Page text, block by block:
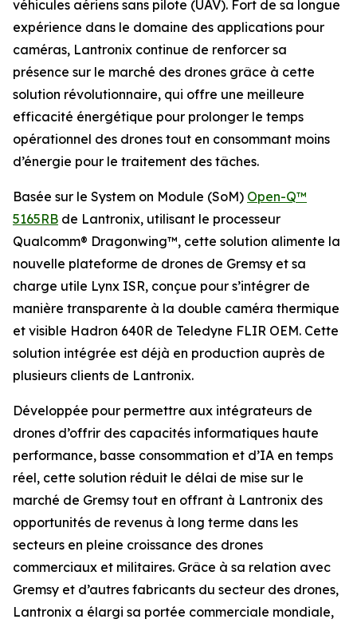
véhicules aériens sans pilote (UAV). Fort de sa longue
expérience dans le domaine des applications pour
caméras, Lantronix continue de renforcer sa
présence sur le marché des drones grâce à cette
solution révolutionnaire, qui offre une meilleure
efficacité énergétique pour prolonger le temps
opérationnel des drones tout en consommant moins
d’énergie pour le traitement des tâches.
Basée sur le System on Module (SoM) Open-Q™
5165RB de Lantronix, utilisant le processeur
Qualcomm® Dragonwing™, cette solution alimente la
nouvelle plateforme de drones de Gremsy et sa
charge utile Lynx ISR, conçue pour s’intégrer de
manière transparente à la double caméra thermique
et visible Hadron 640R de Teledyne FLIR OEM. Cette
solution intégrée est déjà en production auprès de
plusieurs clients de Lantronix.
Développée pour permettre aux intégrateurs de
drones d’offrir des capacités informatiques haute
performance, basse consommation et d’IA en temps
réel, cette solution réduit le délai de mise sur le
marché de Gremsy tout en offrant à Lantronix des
opportunités de revenus à long terme dans les
secteurs en pleine croissance des drones
commerciaux et militaires. Grâce à sa relation avec
Gremsy et d’autres fabricants du secteur des drones,
Lantronix a élargi sa portée commerciale mondiale,